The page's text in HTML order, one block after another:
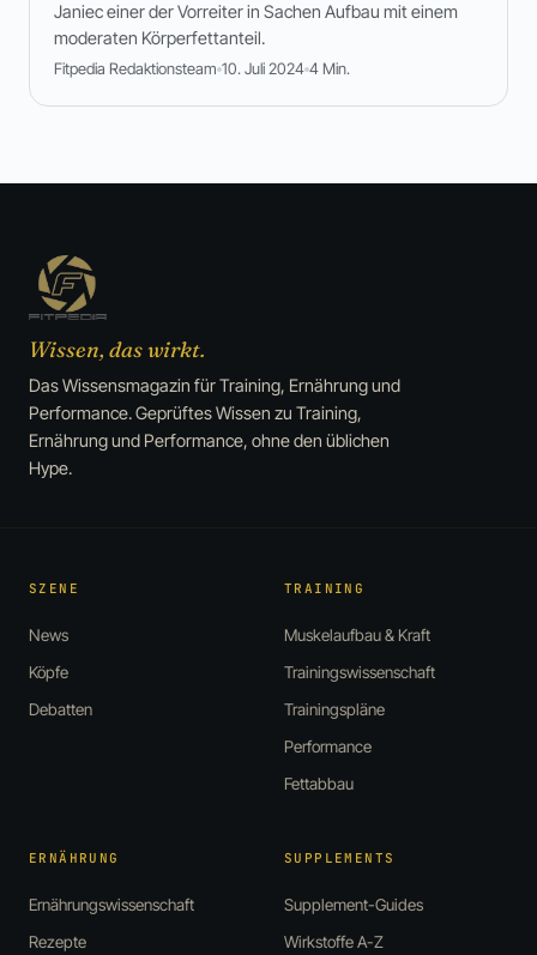
Janiec einer der Vorreiter in Sachen Aufbau mit einem
moderaten Körperfettanteil.
Fitpedia Redaktionsteam 10. Juli 2024 4 Min.
Wissen, das wirkt.
Das Wissensmagazin für Training, Ernährung und
Performance. Geprüftes Wissen zu Training,
Ernährung und Performance, ohne den üblichen
Hype.
SZENE
News
Köpfe
Debatten
TRAINING
Muskelaufbau & Kraft
Trainingswissenschaft
Trainingspläne
Performance
Fettabbau
ERNÄHRUNG
Ernährungswissenschaft
Rezepte
SUPPLEMENTS
Supplement-Guides
Wirkstoffe A-Z